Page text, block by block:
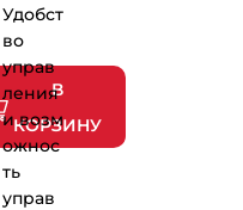
В
КОРЗИНУ
Удобст
во
управ
ления
и возм
ожнос
ть
управ